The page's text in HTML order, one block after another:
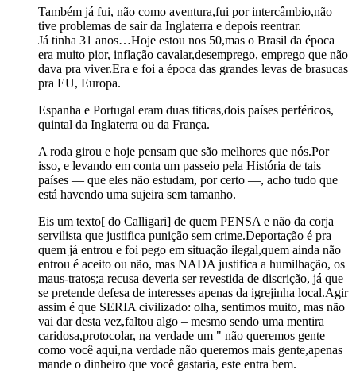
Também já fui, não como aventura,fui por intercâmbio,não
tive problemas de sair da Inglaterra e depois reentrar.
Já tinha 31 anos…Hoje estou nos 50,mas o Brasil da época
era muito pior, inflação cavalar,desemprego, emprego que não
dava pra viver.Era e foi a época das grandes levas de brasucas
pra EU, Europa.
Espanha e Portugal eram duas titicas,dois países perféricos,
quintal da Inglaterra ou da França.
A roda girou e hoje pensam que são melhores que nós.Por
isso, e levando em conta um passeio pela História de tais
países — que eles não estudam, por certo —, acho tudo que
está havendo uma sujeira sem tamanho.
Eis um texto[ do Calligari] de quem PENSA e não da corja
servilista que justifica punição sem crime.Deportação é pra
quem já entrou e foi pego em situação ilegal,quem ainda não
entrou é aceito ou não, mas NADA justifica a humilhação, os
maus-tratos;a recusa deveria ser revestida de discrição, já que
se pretende defesa de interesses apenas da igrejinha local.Agir
assim é que SERIA civilizado: olha, sentimos muito, mas não
vai dar desta vez,faltou algo – mesmo sendo uma mentira
caridosa,protocolar, na verdade um " não queremos gente
como você aqui,na verdade não queremos mais gente,apenas
mande o dinheiro que você gastaria, este entra bem.